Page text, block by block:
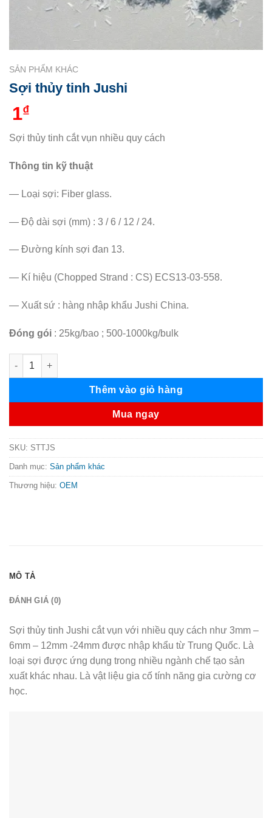
SẢN PHẨM KHÁC
Sợi thủy tinh Jushi
1₫
Sợi thủy tinh cắt vụn nhiều quy cách
Thông tin kỹ thuật
— Loại sợi: Fiber glass.
— Độ dài sợi (mm) : 3 / 6 / 12 / 24.
— Đường kính sợi đan 13.
— Kí hiệu (Chopped Strand : CS) ECS13-03-558.
— Xuất sứ : hàng nhập khẩu Jushi China.
Đóng gói : 25kg/bao ; 500-1000kg/bulk
Sợi thủy tinh Jushi số lượng
Thêm vào giỏ hàng
Mua ngay
SKU: STTJS
Danh mục: Sản phẩm khác
Thương hiệu: OEM
MÔ TẢ
ĐÁNH GIÁ (0)
Sợi thủy tinh Jushi cắt vụn với nhiều quy cách như 3mm –
6mm – 12mm -24mm được nhập khẩu từ Trung Quốc. Là
loại sợi được ứng dụng trong nhiều ngành chế tạo sản
xuất khác nhau. Là vật liệu gia cố tính năng gia cường cơ
học.